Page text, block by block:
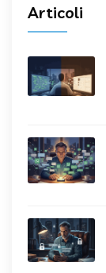
Articoli